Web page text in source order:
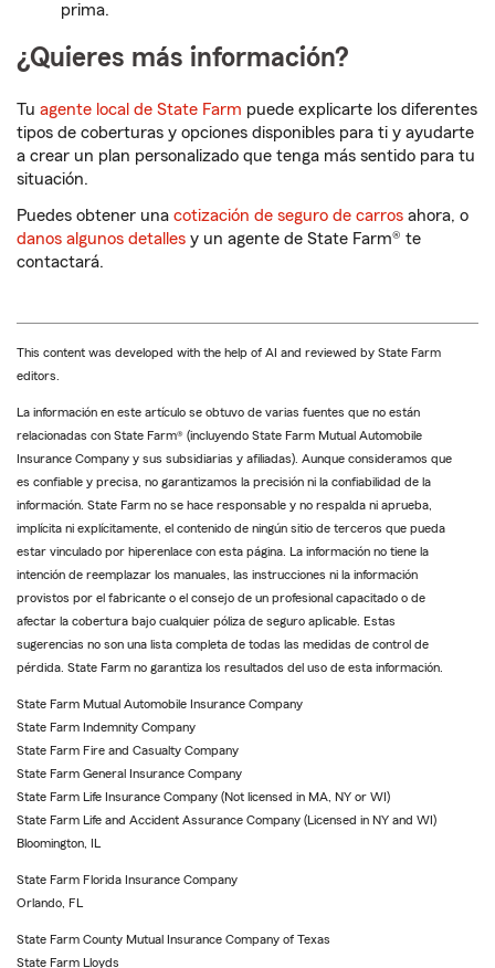
prima.
¿Quieres más información?
Tu agente local de State Farm puede explicarte los diferentes
tipos de coberturas y opciones disponibles para ti y ayudarte
a crear un plan personalizado que tenga más sentido para tu
situación.
Puedes obtener una cotización de seguro de carros ahora, o
danos algunos detalles y un agente de State Farm® te
contactará.
This content was developed with the help of AI and reviewed by State Farm
editors.
La información en este artículo se obtuvo de varias fuentes que no están
relacionadas con State Farm® (incluyendo State Farm Mutual Automobile
Insurance Company y sus subsidiarias y afiliadas). Aunque consideramos que
es confiable y precisa, no garantizamos la precisión ni la confiabilidad de la
información. State Farm no se hace responsable y no respalda ni aprueba,
implícita ni explícitamente, el contenido de ningún sitio de terceros que pueda
estar vinculado por hiperenlace con esta página. La información no tiene la
intención de reemplazar los manuales, las instrucciones ni la información
provistos por el fabricante o el consejo de un profesional capacitado o de
afectar la cobertura bajo cualquier póliza de seguro aplicable. Estas
sugerencias no son una lista completa de todas las medidas de control de
pérdida. State Farm no garantiza los resultados del uso de esta información.
State Farm Mutual Automobile Insurance Company
State Farm Indemnity Company
State Farm Fire and Casualty Company
State Farm General Insurance Company
State Farm Life Insurance Company (Not licensed in MA, NY or WI)
State Farm Life and Accident Assurance Company (Licensed in NY and WI)
Bloomington, IL
State Farm Florida Insurance Company
Orlando, FL
State Farm County Mutual Insurance Company of Texas
State Farm Lloyds